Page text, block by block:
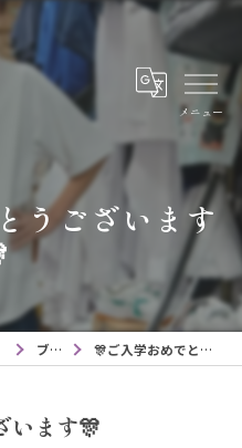
メニュー
うございます
ブログ 🎊ご入学おめでとうございます🎊
います🎊